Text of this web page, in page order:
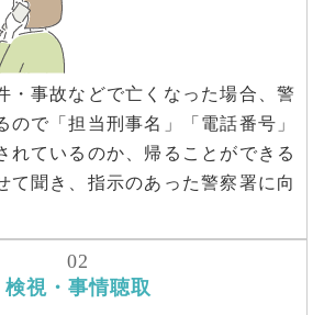
・事故などで亡くなった場合、警
ので「担当刑事名」「電話番号」
れているのか、帰ることができる
て聞き、指示のあった警察署に向
検視・事情聴取